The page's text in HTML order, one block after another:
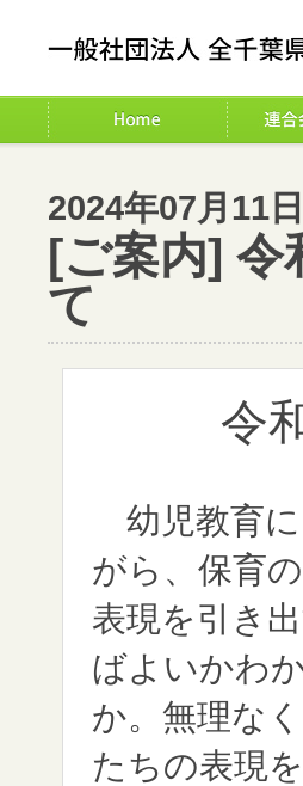
2024年07月11日
[ご案内] 令
て
令
幼児教育に
がら、保育
表現を引き
ばよいかわ
か。無理な
たちの表現